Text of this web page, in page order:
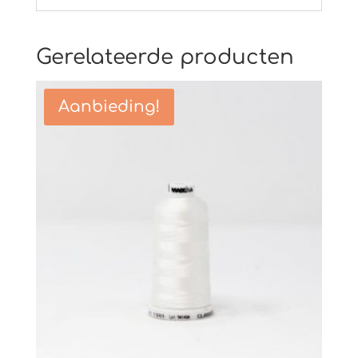
Gerelateerde producten
Aanbieding!